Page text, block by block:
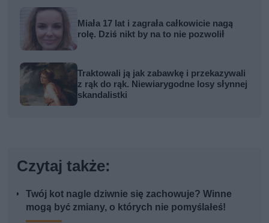
Miała 17 lat i zagrała całkowicie nagą
rolę. Dziś nikt by na to nie pozwolił
Traktowali ją jak zabawkę i przekazywali
z rąk do rąk. Niewiarygodne losy słynnej
skandalistki
Czytaj także:
Twój kot nagle dziwnie się zachowuje? Winne
mogą być zmiany, o których nie pomyślałeś!